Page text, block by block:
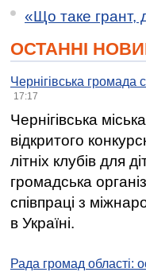
«Що таке грант,
ОСТАННІ
Чернігівська громада
17:17
Чернігівська
відкритого
літніх клубів для
громадська
співпраці з
в Україні.
Рада громад області: